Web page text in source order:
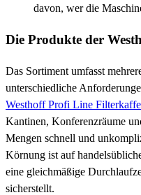
davon, wer die
Die Produkte der
Das Sortiment umfasst
unterschiedliche
Westhoff Profi Line
Kantinen, Konferenzräume
Mengen schnell und
Körnung ist auf
eine gleichmäßige
sicherstellt.